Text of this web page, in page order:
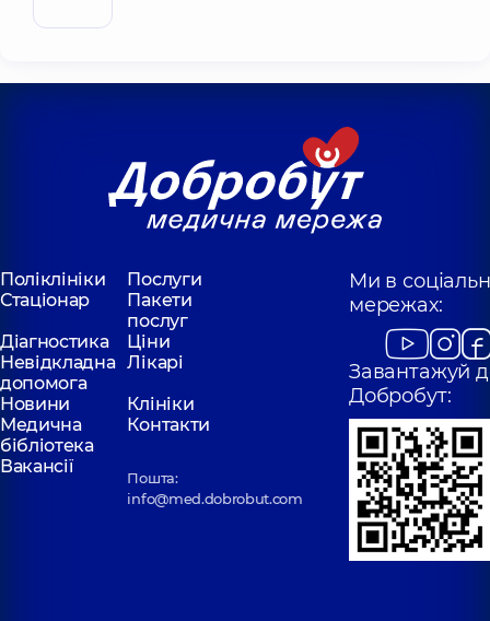
Поліклініки
Послуги
Стаціонар
Пакети
послуг
Діагностика
Ціни
Невідкладна
допомога
Лікарі
Новини
Клініки
Медична
бібліотека
Контакти
Вакансії
Пошта:
info@med.dobrobut.com
Ми в
мережах:
Завантажуй
Добробут: